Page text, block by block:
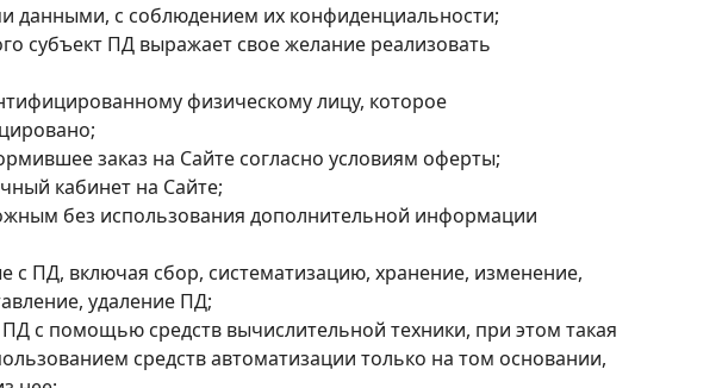
данными, с соблюдением их конфиденциальности;
субъект ПД выражает свое желание реализовать
физическому лицу, которое
заказ на Сайте согласно условиям оферты;
кабинет на Сайте;
без использования дополнительной информации
с ПД, включая сбор, систематизацию, хранение, изменение,
удаление ПД;
с помощью средств вычислительной техники, при этом такая
средств автоматизации только на том основании,